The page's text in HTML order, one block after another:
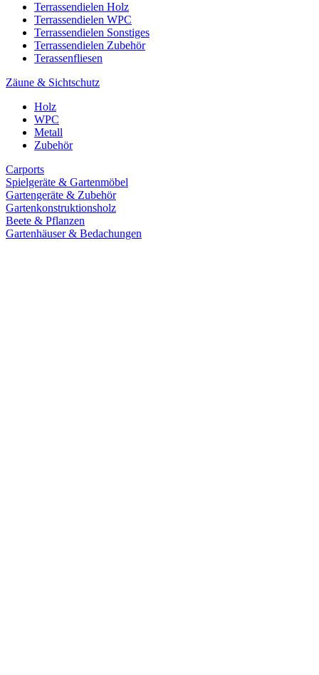
Terrassendielen Holz
Terrassendielen WPC
Terrassendielen Sonstiges
Terrassendielen Zubehör
Terassenfliesen
Zäune & Sichtschutz
Holz
WPC
Metall
Zubehör
Carports
Spielgeräte & Gartenmöbel
Gartengeräte & Zubehör
Gartenkonstruktionsholz
Beete & Pflanzen
Gartenhäuser & Bedachungen